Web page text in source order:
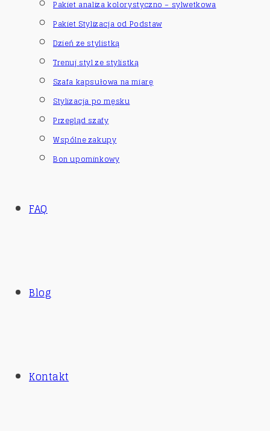
Pakiet analiza kolorystyczno – sylwetkowa
Pakiet Stylizacja od Podstaw
Dzień ze stylistką
Trenuj styl ze stylistką
Szafa kapsułowa na miarę
Stylizacja po męsku
Przegląd szafy
Wspólne zakupy
Bon upominkowy
FAQ
Blog
Kontakt